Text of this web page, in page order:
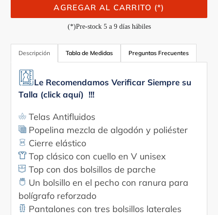
AGREGAR AL CARRITO (*)
(*)Pre-stock 5 a 9 días hábiles
Agregando
Descripción Tabla de Medidas Preguntas Frecuentes
Le Recomendamos Verificar Siempre su
Talla (click aquí) !!!
Telas Antifluidos
Popelina mezcla de algodón y poliéster
Cierre elástico
Top clásico con cuello en V unisex
Top con dos bolsillos de parche
Un bolsillo en el pecho con ranura para
bolígrafo reforzado
Pantalones con tres bolsillos laterales